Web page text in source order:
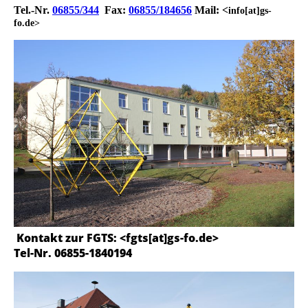
Tel.-Nr. 06855/344 Fax: 06855/184656 Mail: <info[at]gs-
fo.de>
Kontakt zur FGTS: <fgts[at]gs-fo.de>
Tel-Nr. 06855-1840194